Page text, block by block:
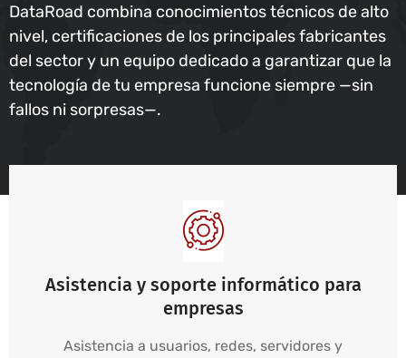
DataRoad combina conocimientos técnicos de alto
nivel, certificaciones de los principales fabricantes
del sector y un equipo dedicado a garantizar que la
tecnología de tu empresa funcione siempre —sin
fallos ni sorpresas—.
Asistencia y soporte informático para
empresas
Asistencia a usuarios, redes, servidores y